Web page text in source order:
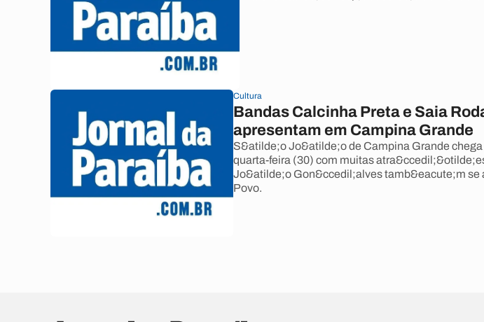
Cultura
Bandas Calcinha Preta e Saia
apresentam em Campina Grande
S&atilde;o Jo&atilde;o de Campina Grande
quarta-feira (30) com muitas
Jo&atilde;o Gon&ccedil;alves tamb&eacute;m se
Povo.